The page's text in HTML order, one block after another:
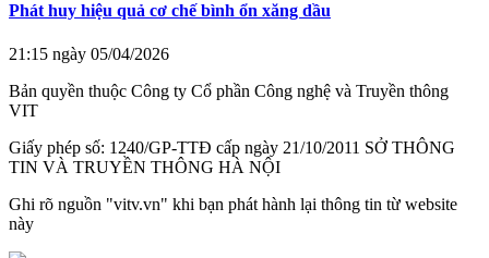
Phát huy hiệu quả cơ chế bình ổn xăng dầu
21:15 ngày 05/04/2026
Bản quyền thuộc Công ty Cổ phần Công nghệ và Truyền thông
VIT
Giấy phép số: 1240/GP-TTĐ cấp ngày 21/10/2011 SỞ THÔNG
TIN VÀ TRUYỀN THÔNG HÀ NỘI
Ghi rõ nguồn "vitv.vn" khi bạn phát hành lại thông tin từ website
này